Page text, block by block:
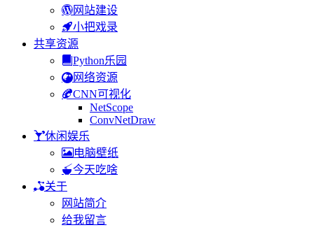
网站建设
小把戏录
共享资源
Python乐园
网络资源
CNN可视化
NetScope
ConvNetDraw
休闲娱乐
电脑壁纸
今天吃啥
关于
网站简介
给我留言